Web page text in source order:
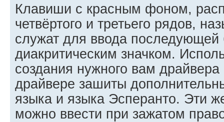
Клавиши с красным фоном,
четвёртого и третьего рядов,
служат для ввода последующей
диакритическим значком.
создания нужного вам
драйвере зашиты
языка и языка Эсперанто. Эти
можно ввести при зажатом